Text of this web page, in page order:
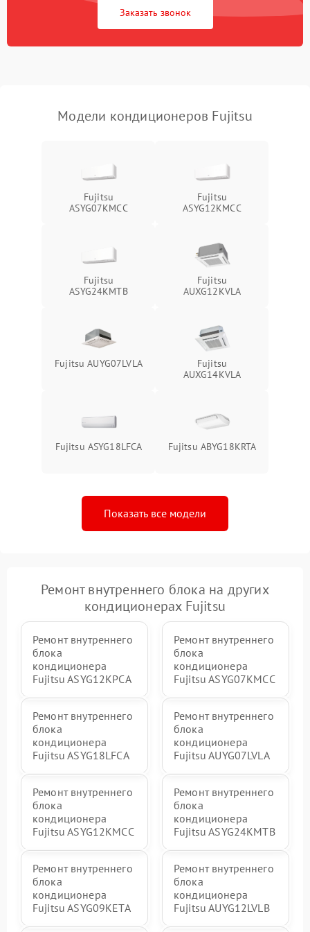
1000 ₽ Подробнее →
Заказать звонок
Модели кондиционеров Fujitsu
Fujitsu
ASYG07KMCC
Fujitsu
ASYG12KMCC
Fujitsu
ASYG24KMTB
Fujitsu
AUXG12KVLA
Fujitsu AUYG07LVLA
Fujitsu
AUXG14KVLA
Fujitsu ASYG18LFCA Fujitsu ABYG18KRTA
Показать все модели
Ремонт внутреннего блока на других
кондиционерах Fujitsu
Ремонт внутреннего
блока
кондиционера
Fujitsu ASYG12KPCA
Ремонт внутреннего
блока
кондиционера
Fujitsu ASYG07KMCC
Ремонт внутреннего
блока
кондиционера
Fujitsu ASYG18LFCA
Ремонт внутреннего
блока
кондиционера
Fujitsu AUYG07LVLA
Ремонт внутреннего
блока
кондиционера
Fujitsu ASYG12KMCC
Ремонт внутреннего
блока
кондиционера
Fujitsu ASYG24KMTB
Ремонт внутреннего
блока
кондиционера
Fujitsu ASYG09KETA
Ремонт внутреннего
блока
кондиционера
Fujitsu AUYG12LVLB